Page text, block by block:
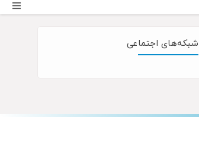
شبکه‌های اجتماعی